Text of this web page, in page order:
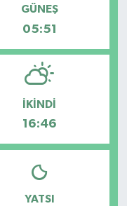
GÜNEŞ
05:51
İKINDI
16:46
YATSI